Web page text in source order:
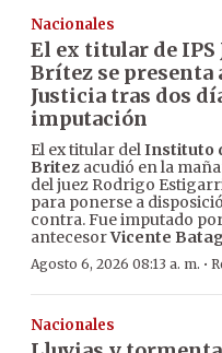
Nacionales
El ex titular de IPS
Brítez se presenta
Justicia tras dos
imputación
El ex titular delInstituto
Britez acudió en la
del juez Rodrigo
para ponerse a
contra. Fue imputado
antecesorVicente
Agosto 6, 2026 08:13 a. m. ·
Nacionales